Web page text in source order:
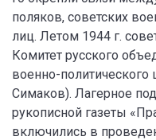
поляков, советских
лиц. Летом 1944 г.
Комитет русского
военно-политического
Симаков). Лагерное
рукописной газеты
включились в